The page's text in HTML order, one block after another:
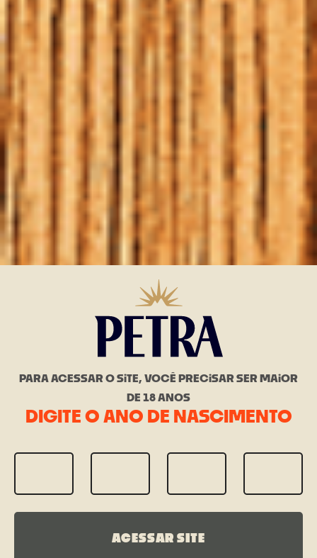
PARA ACESSAR O SiTE, VOCÊ PRECiSAR SER MAiOR
DE 18 ANOS
DIGITE O ANO DE NASCIMENTO
ACESSAR SITE